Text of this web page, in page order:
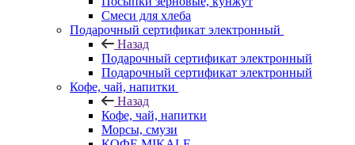
Смеси для хлеба
Подарочный сертификат электронный
Назад
Подарочный сертификат электронный
Подарочный сертификат электронный
Кофе, чай, напитки
Назад
Кофе, чай, напитки
Морсы, смузи